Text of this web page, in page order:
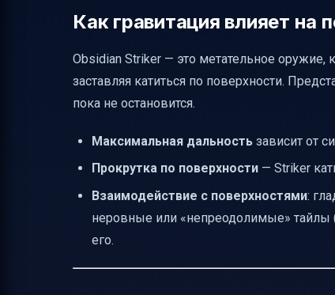
Заключение
Как гравитация влияет на
Obsidian Striker — это метательное оружие,
заставляя катиться по поверхности.
пока не остановится.
Максимальная дальность зависит от
Прокрутка по поверхности — Striker
Взаимодействие с поверхностями:
неровные или «непреодолимые» тайлы
его.